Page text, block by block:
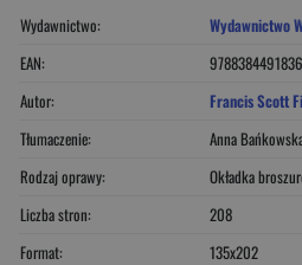
Wydawnictwo:
Wydawnictwo
EAN:
9788384491836
Autor:
Francis Scott
Tłumaczenie:
Anna
Rodzaj oprawy:
Okładka
Liczba stron:
208
Format:
135x202